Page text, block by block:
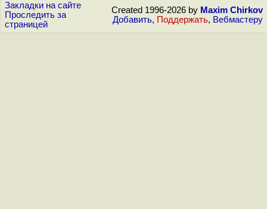
Закладки на сайте
Проследить за
страницей
Created 1996-2026 by Maxim Chirkov
Добавить, Поддержать, Вебмастеру